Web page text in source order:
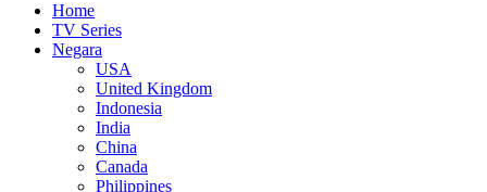
Home
TV Series
Negara
USA
United Kingdom
Indonesia
India
China
Canada
Philippines